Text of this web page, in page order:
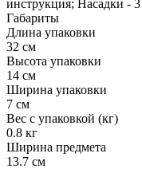
инструкция; Насадки -
Габариты
Длина упаковки
32 см
Высота упаковки
14 см
Ширина упаковки
7 см
Вес с упаковкой (кг)
0.8 кг
Ширина предмета
13.7 см